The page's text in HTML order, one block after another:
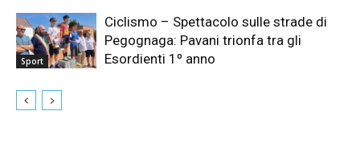
Sport
Ciclismo – Spettacolo sulle strade di
Pegognaga: Pavani trionfa tra gli
Esordienti 1º anno